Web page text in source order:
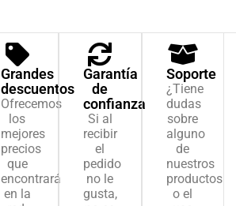
Grandes
descuentos
Ofrecemos
los
mejores
precios
que
encontrará
en la
Garantía
de
confianza
Si al
recibir
el
pedido
no le
gusta,
Soporte
¿Tiene
dudas
sobre
alguno
de
nuestros
productos
o el